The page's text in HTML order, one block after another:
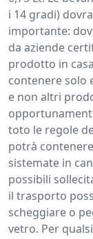
i 14 gradi)
importante:
da aziende
prodotto in
contenere solo
e non altri
toto le regole
potrà
sistemate in
possibili
il trasporto
scheggiare o
vetro. Per